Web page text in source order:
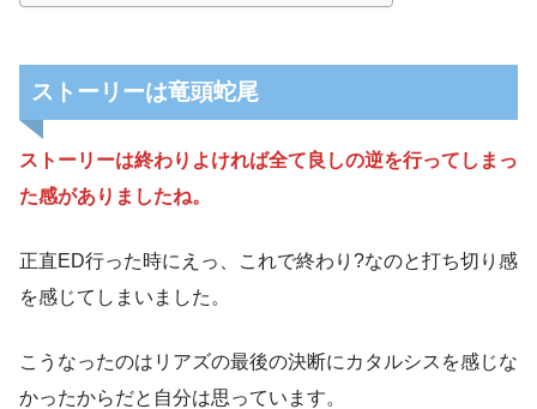
ストーリーは竜頭蛇尾
ストーリーは終わりよければ全て良しの逆を行ってしまっ
た感がありましたね。
正直ED行った時にえっ、これで終わり?なのと打ち切り感
を感じてしまいました。
こうなったのはリアズの最後の決断にカタルシスを感じな
かったからだと自分は思っています。